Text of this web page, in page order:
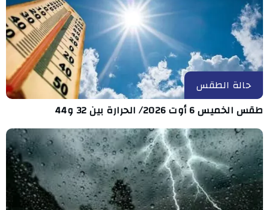
حالة الطقس
طقس الخميس 6 أوت 2026/ الحرارة بين 32 و44